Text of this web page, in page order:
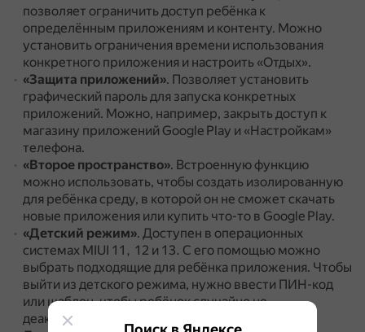
позволяет ограничить доступ ребёнка к
определённым приложениям и контенту. Можно
установить ограничения времени использования
конкретного приложения и настроить «Отдых».
«Защита приложений». Позволяет установить
графический пароль для запуска конкретных
приложений. Можно, например, закрыть доступ к
магазину приложений Google Play и «Настройкам»
телефона.
«Второе пространство». Встроенную функцию
можно использовать, чтобы создать изолированную
для ребёнка среду, в которой он не сможет скачать
новые приложения или купить что-то в Google Play.
«Детский режим». Доступен в операционных
системах MIUI 11, 12 и 13. С его помощью можно
выбрать подходящие для ребёнка приложения. Чтобы
выйти из детского режима, нужно ввести ПИН-код
или шаблон, чтобы ребёнок случайно не
деактивировал его.